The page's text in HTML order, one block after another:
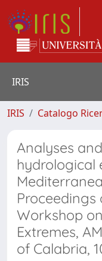
IRIS
IRIS Catalogo
Analyses
hydrological
Workshop
Extremes,
of Calabria,